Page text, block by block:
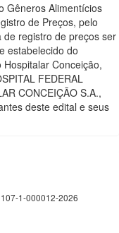
Gêneros Alimentícios
de Preços, pelo
registro de preços ser
estabelecido do
Conceição,
FEDERAL
CONCEIÇÃO S.A.,
deste edital e seus
1-000012-2026